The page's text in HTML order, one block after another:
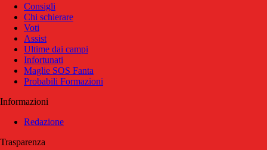
Consigli
Chi schierare
Voti
Assist
Ultime dai campi
Infortunati
Maglie SOS Fanta
Probabili Formazioni
Informazioni
Redazione
Trasparenza